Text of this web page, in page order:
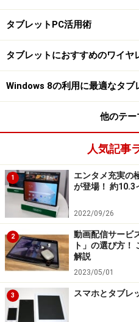
を持つ。一方で液晶はカラ
速いなどの特長があり、用
る。
ソニーが運営する電子書籍ス
イト（http://
電子書籍が読めるスマート
社から販売されており、一
てもかなり幅広くなっている
次のページでは、それぞれ
う。まずはディスプレイから
※記事内容は執筆時点のものです
い。
タブレットPC活用術
タブレットにおすすめのワイヤ
Windows 8の利用に最適なタブ
他のテー
人気記事
1
エンタメ充実の
が登場！ 約10.3
2022/09/26
2
動画配信サービ
ト」の選び方！
解説
2023/05/01
3 スマホとタブレ